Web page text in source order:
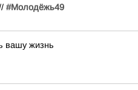
#Молодёжь49
вашу жизнь